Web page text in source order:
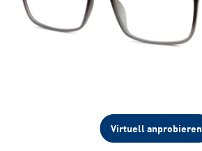
Virtuell anprobieren